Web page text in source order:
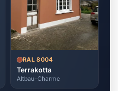
RAL 8004
Terrakotta
Altbau-Charme